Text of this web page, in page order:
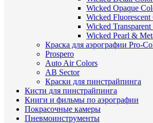
Wicked Opaque
Wicked Fluorescent
Wicked
Wicked Pearl &
Краска для аэрографии Pro-
Prospero
Auto Air Colors
AB Sector
Краски для пинстрайпинга
Кисти для пинстрайпинга
Книги и фильмы по аэрографии
Покрасочные камеры
Пневмоинструменты